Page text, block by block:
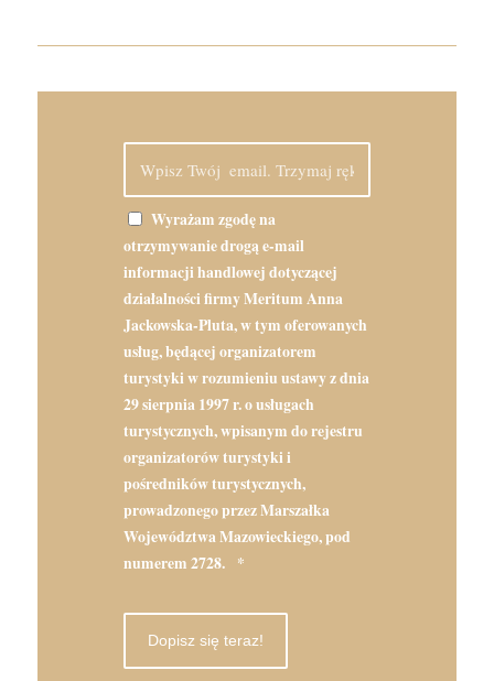
Wyrażam zgodę na
otrzymywanie drogą e-mail
informacji handlowej dotyczącej
działalności firmy Meritum Anna
Jackowska-Pluta, w tym oferowanych
usług, będącej organizatorem
turystyki w rozumieniu ustawy z dnia
29 sierpnia 1997 r. o usługach
turystycznych, wpisanym do rejestru
organizatorów turystyki i
pośredników turystycznych,
prowadzonego przez Marszałka
Województwa Mazowieckiego, pod
numerem 2728. *